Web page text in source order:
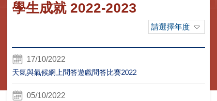
學生成就 2022-2023
請選擇年度
17/10/2022
天氣與氣候網上問答遊戲問答比賽2022
05/10/2022